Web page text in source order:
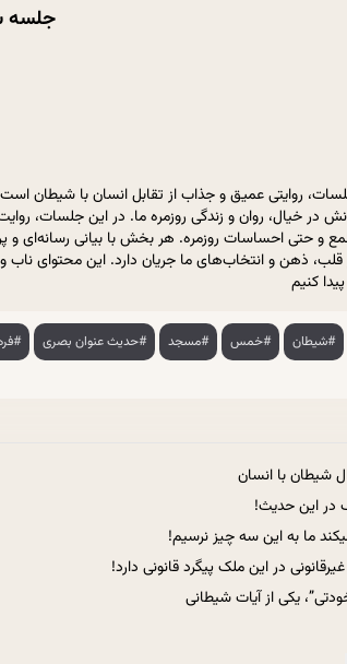
جلسه
روایتی عمیق و جذاب از تقابل انسان با شیطان
در خیال، روان و زندگی روزمره ما. در این جلسات،
و حتی احساسات روزمره. هر بخش با بیانی رسانه‌ای و
ذهن و انتخاب‌های ما جریان دارد. این محتوای ناب
کنیم
#شیطان #خمس #مسجد #حدیث عنوان بصری
شیطان با انسان
در این حدیث!
ما به این سه چیز نرسیم!
در این ملک پیگرد قانونی دارد!
یکی از آیات شیطانی